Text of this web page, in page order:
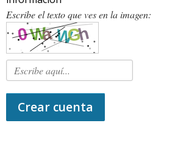
Escribe el texto que ves en la imagen:
Crear cuenta